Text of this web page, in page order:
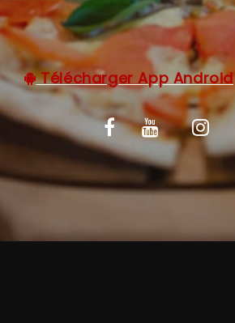
Télécharger App Android